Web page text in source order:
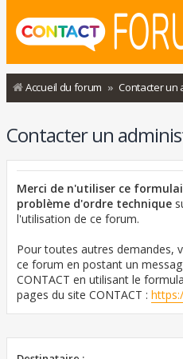
Accueil du forum Contacter un
Contacter un
Merci de n'utiliser ce
problème d'ordre technique
l'utilisation de ce forum.
Pour toutes autres demandes,
ce forum en postant un
CONTACT en utilisant le
pages du site CONTACT :